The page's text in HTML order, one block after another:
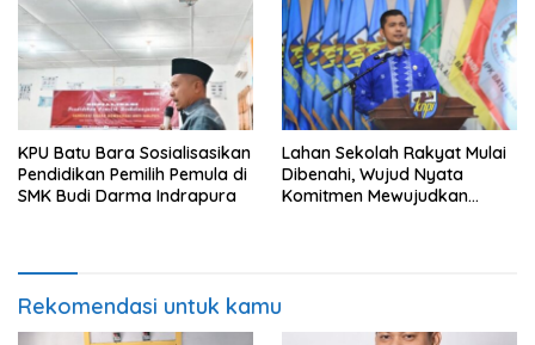
KPU Batu Bara Sosialisasikan
Pendidikan Pemilih Pemula di
SMK Budi Darma Indrapura
Lahan Sekolah Rakyat Mulai
Dibenahi, Wujud Nyata
Komitmen Mewujudkan
Rekomendasi untuk kamu